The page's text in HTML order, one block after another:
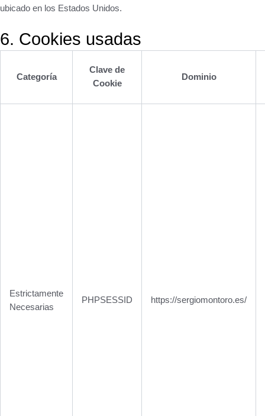
ubicado en los Estados Unidos.
6. Cookies usadas
Categoría
Clave de
Cookie
Dominio
Estrictamente
Necesarias
PHPSESSID https://sergiomontoro.es/